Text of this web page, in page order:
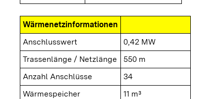
Wärmenetzinformationen
Anschlusswert
0,42 MW
Trassenlänge / Netzlänge
550 m
Anzahl Anschlüsse
34
Wärmespeicher
11 m³